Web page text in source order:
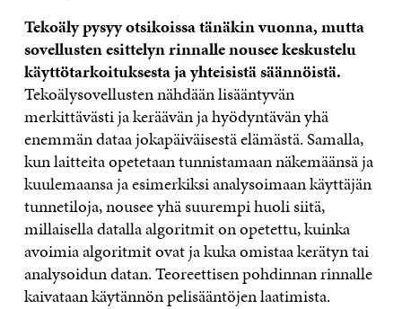
Tekoäly pysyy otsikoissa tänäkin vuonna, mutta
sovellusten esittelyn rinnalle nousee keskustelu
käyttötarkoituksesta ja yhteisistä säännöistä.
Tekoälysovellusten nähdään lisääntyvän
merkittävästi ja keräävän ja hyödyntävän yhä
enemmän dataa jokapäiväisestä elämästä. Samalla,
kun laitteita opetetaan tunnistamaan näkemäänsä ja
kuulemaansa ja esimerkiksi analysoimaan käyttäjän
tunnetiloja, nousee yhä suurempi huoli siitä,
millaisella datalla algoritmit on opetettu, kuinka
avoimia algoritmit ovat ja kuka omistaa kerätyn tai
analysoidun datan. Teoreettisen pohdinnan rinnalle
kaivataan käytännön pelisääntöjen laatimista.